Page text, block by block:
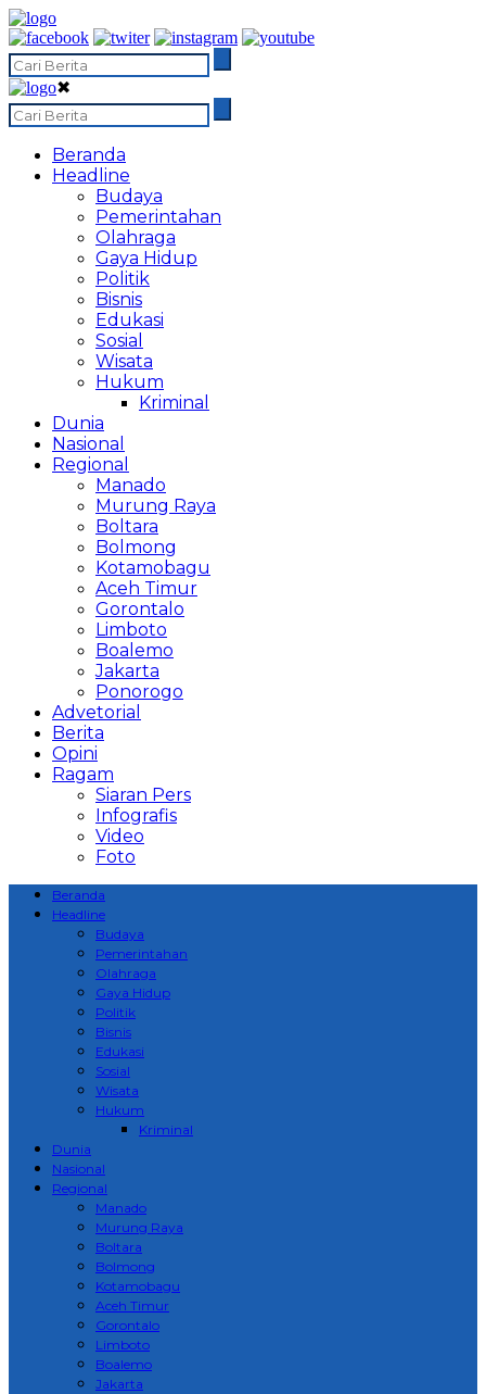
✖
Beranda
Headline
Budaya
Pemerintahan
Olahraga
Gaya Hidup
Politik
Bisnis
Edukasi
Sosial
Wisata
Hukum
Kriminal
Dunia
Nasional
Regional
Manado
Murung Raya
Boltara
Bolmong
Kotamobagu
Aceh Timur
Gorontalo
Limboto
Boalemo
Jakarta
Ponorogo
Advetorial
Berita
Opini
Ragam
Siaran Pers
Infografis
Video
Foto
Beranda
Headline
Budaya
Pemerintahan
Olahraga
Gaya Hidup
Politik
Bisnis
Edukasi
Sosial
Wisata
Hukum
Kriminal
Dunia
Nasional
Regional
Manado
Murung Raya
Boltara
Bolmong
Kotamobagu
Aceh Timur
Gorontalo
Limboto
Boalemo
Jakarta